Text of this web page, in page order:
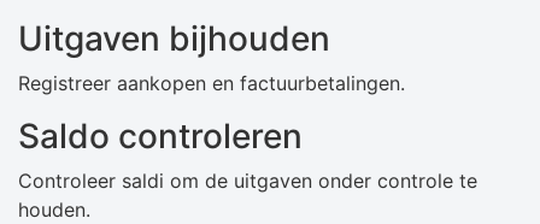
Uitgaven bijhouden
Registreer aankopen en factuurbetalingen.
Saldo controleren
Controleer saldi om de uitgaven onder controle te
houden.